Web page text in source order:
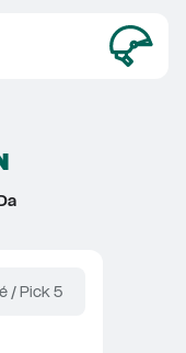
/ Pick 5